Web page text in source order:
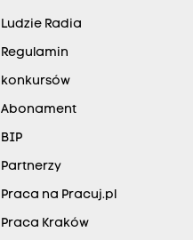
Ludzie Radia
Regulamin
konkursów
Abonament
BIP
Partnerzy
Praca na Pracuj.pl
Praca Kraków